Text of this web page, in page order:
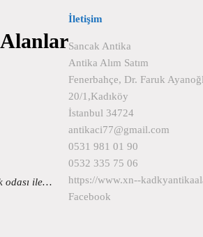
Alanlar
odası ile…
İletişim
Sancak Antika
Antika Alım Satım
Fenerbahçe, Dr. Faruk
20/1,Kadıköy
İstanbul 34724
antikaci77@gmail.com
0531 981 01 90
0532 335 75 06
https://www.xn--
Facebook